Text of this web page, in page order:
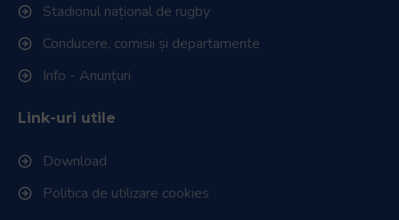
Stadionul național de rugby
Conducere, comisii și departamente
Info - Anunțuri
Link-uri utile
Download
Politica de utilizare cookies